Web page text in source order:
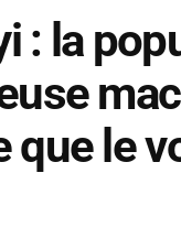
: la
que le